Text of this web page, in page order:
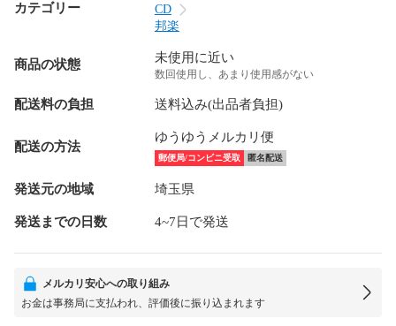
カテゴリー
CD
邦楽
商品の状態 未使用に近い
数回使用し、あまり使用感がない
配送料の負担 送料込み(出品者負担)
配送の方法
ゆうゆうメルカリ便
郵便局/コンビニ受取 匿名配送
発送元の地域 埼玉県
発送までの日数 4~7日で発送
メルカリ安心への取り組み
お金は事務局に支払われ、評価後に振り込まれます